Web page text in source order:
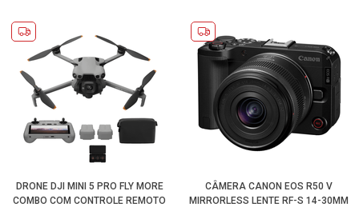
DRONE DJI MINI 5 PRO FLY MORE
COMBO COM CONTROLE REMOTO
CÂMERA CANON EOS R50 V
MIRRORLESS LENTE RF-S 14-30MM